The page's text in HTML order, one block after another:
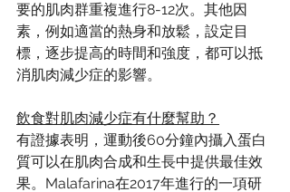
要的肌肉群重複進行8-12次。其他因
素，例如適當的熱身和放鬆，設定目
標，逐步提高的時間和強度，都可以抵
消肌肉減少症的影響。
飲食對肌肉減少症有什麼幫助？
有證據表明，運動後60分鐘內攝入蛋白
質可以在肌肉合成和生長中提供最佳效
果。Malafarina在2017年進行的一項研